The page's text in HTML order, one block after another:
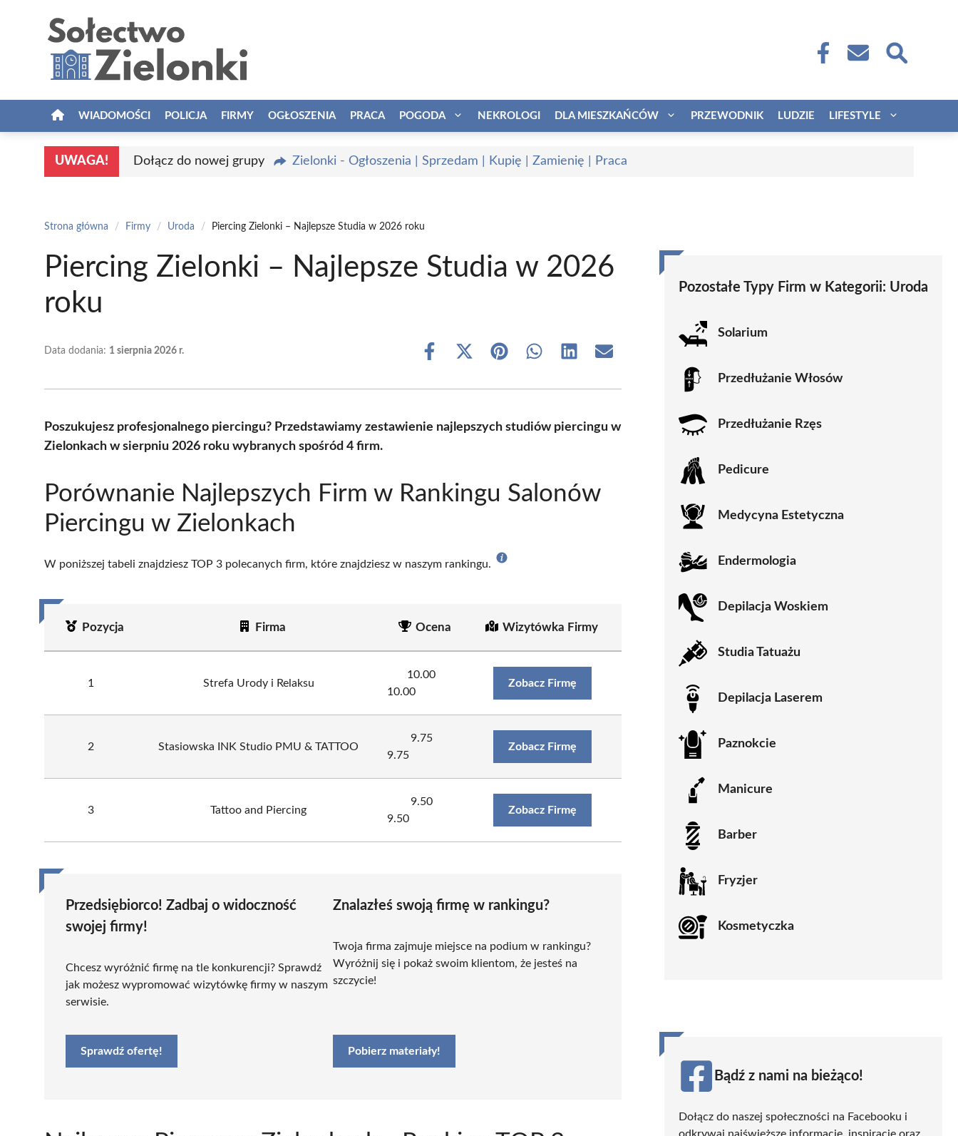
WIADOMOŚCI POLICJA FIRMY OGŁOSZENIA PRACA POGODA NEKROLOGI DLA MIESZKAŃCÓW PRZEWODNIK LUDZIE LIFESTYLE
UWAGA! Dołącz do nowej grupy Zielonki - Ogłoszenia | Sprzedam | Kupię | Zamienię | Praca
Strona główna / Firmy / Uroda / Piercing Zielonki – Najlepsze Studia w 2026 roku
Piercing Zielonki – Najlepsze Studia w 2026
roku
Data dodania: 1 sierpnia 2026 r.
Share
Share
(Twitter)
Share Share Share Share
Poszukujesz profesjonalnego piercingu? Przedstawiamy zestawienie najlepszych studiów piercingu w
Zielonkach w sierpniu 2026 roku wybranych spośród 4 firm.
Porównanie Najlepszych Firm w Rankingu Salonów
Piercingu w Zielonkach
W poniższej tabeli znajdziesz TOP 3 polecanych firm, które znajdziesz w naszym rankingu.
Pozycja Firma Ocena Wizytówka Firmy
1 Strefa Urody i Relaksu
10.00
10.00
Zobacz Firmę
2 Stasiowska INK Studio PMU & TATTOO
9.75
9.75
Zobacz Firmę
3 Tattoo and Piercing
9.50
9.50
Zobacz Firmę
Przedsiębiorco! Zadbaj o widoczność
swojej firmy!
Chcesz wyróżnić firmę na tle konkurencji? Sprawdź
jak możesz wypromować wizytówkę firmy w naszym
serwisie.
Sprawdź ofertę!
Znalazłeś swoją firmę w rankingu?
Twoja firma zajmuje miejsce na podium w rankingu?
Wyróżnij się i pokaż swoim klientom, że jesteś na
szczycie!
Pobierz materiały!
Pozostałe Typy Firm w Kategorii: Uroda
Solarium
Przedłużanie Włosów
Przedłużanie Rzęs
Pedicure
Medycyna Estetyczna
Endermologia
Depilacja Woskiem
Studia Tatuażu
Depilacja Laserem
Paznokcie
Manicure
Barber
Fryzjer
Kosmetyczka
Bądź z nami na bieżąco!
Dołącz do naszej społeczności na Facebooku i
odkrywaj najświeższe informacje, inspiracje oraz